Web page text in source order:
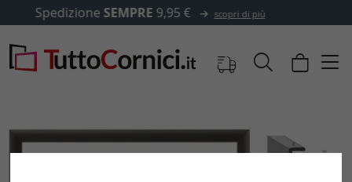
✓500.000 articoli tra cui scegliere